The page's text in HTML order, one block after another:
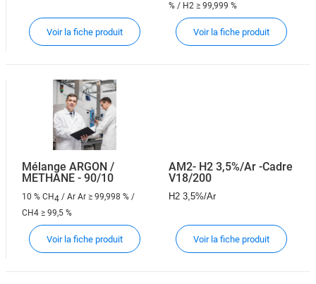
Voir la fiche produit
% / H2 ≥ 99,999 %
Voir la fiche produit
Mélange ARGON /
METHANE - 90/10
10 % CH4 / Ar Ar ≥ 99,998 % /
CH4 ≥ 99,5 %
Voir la fiche produit
AM2- H2 3,5%/Ar -Cadre
V18/200
H2 3,5%/Ar
Voir la fiche produit